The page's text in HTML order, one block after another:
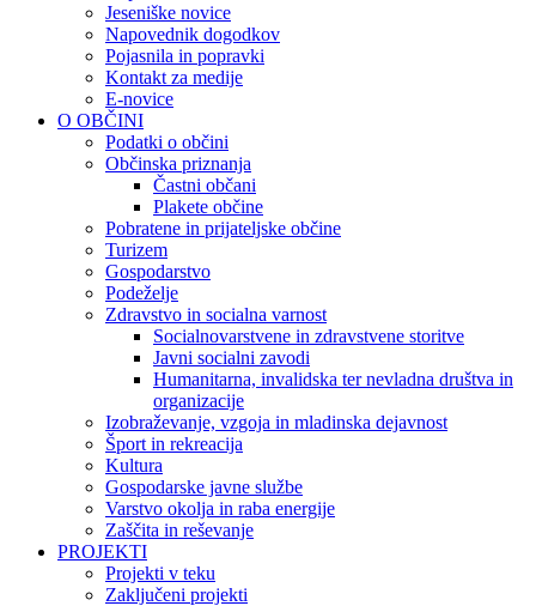
Jeseniške novice
Napovednik dogodkov
Pojasnila in popravki
Kontakt za medije
E-novice
O OBČINI
Podatki o občini
Občinska priznanja
Častni občani
Plakete občine
Pobratene in prijateljske občine
Turizem
Gospodarstvo
Podeželje
Zdravstvo in socialna varnost
Socialnovarstvene in zdravstvene storitve
Javni socialni zavodi
Humanitarna, invalidska ter nevladna društva in
organizacije
Izobraževanje, vzgoja in mladinska dejavnost
Šport in rekreacija
Kultura
Gospodarske javne službe
Varstvo okolja in raba energije
Zaščita in reševanje
PROJEKTI
Projekti v teku
Zaključeni projekti